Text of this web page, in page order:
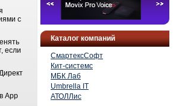
Каталог компаний
СмартексСофт
Кит-системс
МБК Лаб
Umbrella IT
АТОЛЛис
с
если
App